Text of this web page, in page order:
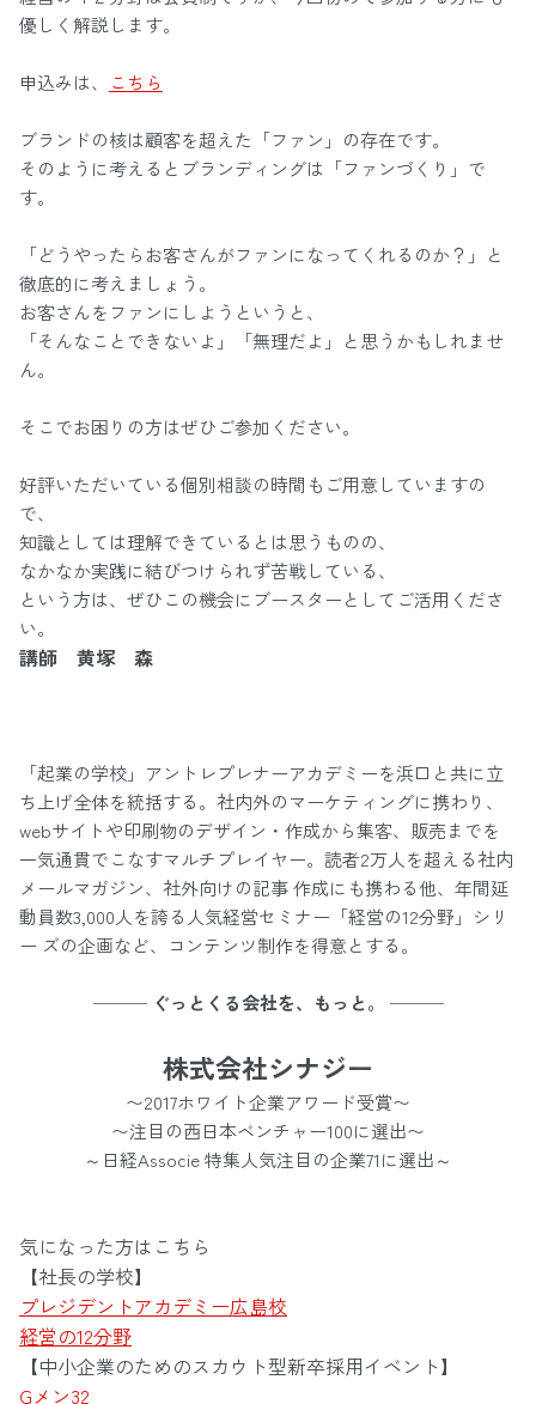
優しく解説します。
申込みは、 こちら
ブランドの核は顧客を超えた「ファン」の存在です。
そのように考えるとブランディングは「ファンづくり」で
す。
「どうやったらお客さんがファンになってくれるのか？」と
徹底的に考えましょう。
お客さんをファンにしようというと、
「そんなことできないよ」「無理だよ」と思うかもしれませ
ん。
そこでお困りの方はぜひご参加ください。
好評いただいている個別相談の時間もご用意していますの
で、
知識としては理解できているとは思うものの、
なかなか実践に結びつけられず苦戦している、
という方は、ぜひこの機会にブースターとしてご活用くださ
い。
講師 黄塚 森
「起業の学校」アントレプレナーアカデミーを浜口と共に立
ち上げ全体を統括する。社内外のマーケティングに携わり、
webサイトや印刷物のデザイン・作成から集客、販売までを
一気通貫でこなすマルチプレイヤー。読者2万人を超える社内
メールマガジン、社外向けの記事 作成にも携わる他、年間延
動員数3,000人を誇る人気経営セミナー「経営の12分野」シリ
ー ズの企画など、コンテンツ制作を得意とする。
─── ぐっとくる会社を、もっと。 ───
株式会社シナジー
〜2017ホワイト企業アワード受賞〜
〜注目の西日本ベンチャー100に選出〜
～日経Associe 特集人気注目の企業71に選出～
気になった方はこちら
【社長の学校】
プレジデントアカデミー広島校
経営の12分野
【中小企業のためのスカウト型新卒採用イベント】
Gメン32